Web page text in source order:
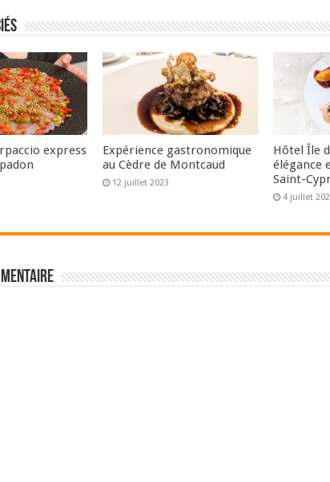
express
Expérience gastronomique
au Cèdre de Montcaud
12 juillet 2023
Hôtel Île
élégance
Saint-
4 juillet